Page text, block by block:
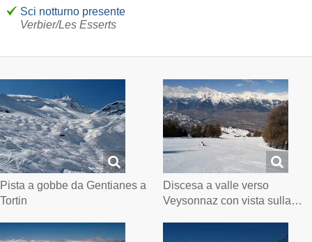
Sci notturno presente
Verbier/Les Esserts
Pista a gobbe da Gentianes a
Tortin
Discesa a valle verso
Veysonnaz con vista sulla…